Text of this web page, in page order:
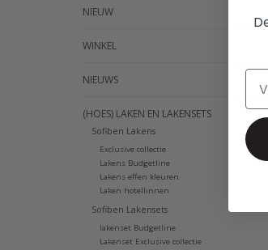
NIEUW
WINKEL
NIEUWS
(HOES) LAKEN EN LAKENSETS
Sofiben Lakens
Exclusive collectie
Lakens Budgetline
Lakens effen kleuren
Laken hotellinnen
Sofiben Lakensets
lakenset Budgetline
Lakenset Exclusive collectie